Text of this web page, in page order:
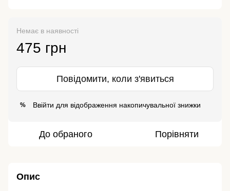
Немає в наявності
475 грн
Повідомити, коли з'явиться
% Ввійти для відображення накопичувальної знижки
До обраного Порівняти
Опис